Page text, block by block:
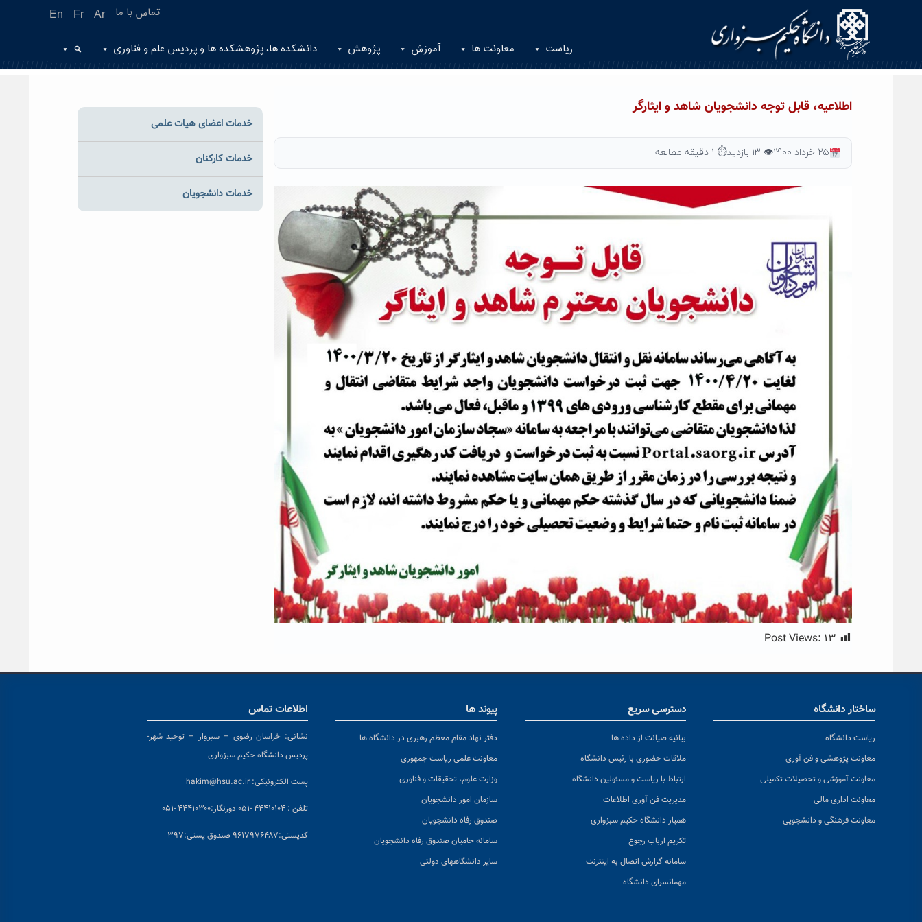
En Fr Ar تماس با ما
ریاست معاونت ها آموزش پژوهش دانشکده ها، پژوهشکده ها و پردیس علم و فناوری
اطلاعیه، قابل توجه دانشجویان شاهد و ایثارگر
۲۵ خرداد ۱۴۰۰ 👁 ۱۳ بازدید ⏱ ۱ دقیقه مطالعه
Post Views: ۱۳
خدمات اعضای هیات علمی
خدمات کارکنان
خدمات دانشجویان
ساختار دانشگاه
ریاست دانشگاه
معاونت پژوهشی و فن آوری
معاونت آموزشی و تحصیلات تکمیلی
معاونت اداری مالی
معاونت فرهنگی و دانشجویی
دسترسی سریع
بیانیه صیانت از داده ها
ملاقات حضوری با رئیس دانشگاه
ارتباط با ریاست و مسئولین دانشگاه
مدیریت فن آوری اطلاعات
همیار دانشگاه حکیم سبزواری
تکریم ارباب رجوع
سامانه گزارش اتصال به اینترنت
مهمانسرای دانشگاه
پیوند ها
دفتر نهاد مقام معظم رهبری در دانشگاه ها
معاونت علمی ریاست جمهوری
وزارت علوم، تحقیقات و فناوری
سازمان امور دانشجویان
صندوق رفاه دانشجویان
سامانه حامیان صندوق رفاه دانشجویان
سایر دانشگاههای دولتی
اطلاعات تماس
نشانی: خراسان رضوی – سبزوار – توحید شهر-
پردیس دانشگاه حکیم سبزواری
پست الکترونیکی: hakim@hsu.ac.ir
تلفن : ۴۴۴۱۰۱۰۴ -۰۵۱ دورنگار:۴۴۴۱۰۳۰۰ -۰۵۱
کدپستی:۹۶۱۷۹۷۶۴۸۷ صندوق پستی:۳۹۷